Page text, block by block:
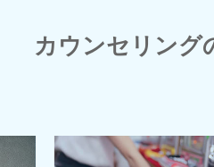
カウンセリング